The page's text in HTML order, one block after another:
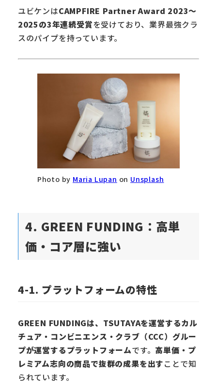
ユビケンはCAMPFIRE Partner Award 2023〜
2025の3年連続受賞を受けており、業界最強クラ
スのパイプを持っています。
Photo by Maria Lupan on Unsplash
4. GREEN FUNDING：高単
価・コア層に強い
4-1. プラットフォームの特性
GREEN FUNDINGは、TSUTAYAを運営するカル
チュア・コンビニエンス・クラブ（CCC）グルー
プが運営するプラットフォームです。 高単価・プ
レミアム志向の商品で抜群の成果を出すことで知
られています。